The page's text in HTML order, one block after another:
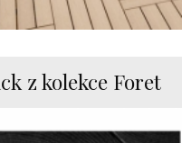
z kolekce Foret